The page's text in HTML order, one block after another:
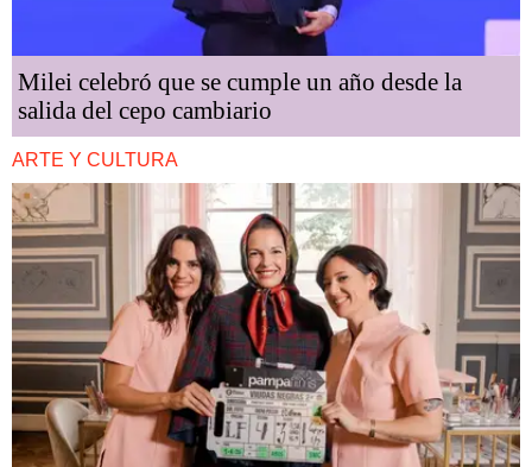
Milei celebró que se cumple un año desde la
salida del cepo cambiario
ARTE Y CULTURA